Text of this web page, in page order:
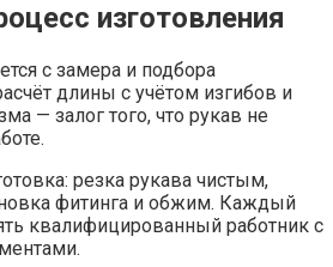
изготовления
с замера и подбора
длины с учётом изгибов и
— залог того, что рукав не
резка рукава чистым,
фитинга и обжим. Каждый
квалифицированный работник с